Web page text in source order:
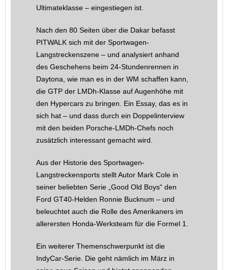
Ultimateklasse – eingestiegen ist.
Nach den 80 Seiten über die Dakar befasst
PITWALK sich mit der Sportwagen-
Langstreckenszene – und analysiert anhand
des Geschehens beim 24-Stundenrennen in
Daytona, wie man es in der WM schaffen kann,
die GTP der LMDh-Klasse auf Augenhöhe mit
den Hypercars zu bringen. Ein Essay, das es in
sich hat – und dass durch ein Doppelinterview
mit den beiden Porsche-LMDh-Chefs noch
zusätzlich interessant gemacht wird.
Aus der Historie des Sportwagen-
Langstreckensports stellt Autor Mark Cole in
seiner beliebten Serie „Good Old Boys“ den
Ford GT40-Helden Ronnie Bucknum – und
beleuchtet auch die Rolle des Amerikaners im
allerersten Honda-Werksteam für die Formel 1.
Ein weiterer Themenschwerpunkt ist die
IndyCar-Serie. Die geht nämlich im März in